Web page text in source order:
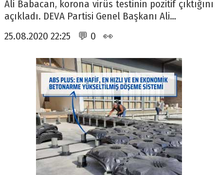
Ali Babacan, korona virüs testinin pozitif çıktığını
açıkladı. DEVA Partisi Genel Başkanı Ali…
25.08.2020 22:25 💬 0 👀